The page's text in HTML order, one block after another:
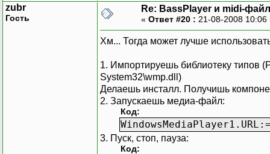
zubr
Гость
Re: BassPlayer и midi-
« Ответ #20 : 21-08-2008
Хм... Тогда может лучше
1. Импортируешь библиотеку типов
System32\wmp.dll)
Делаешь инсталл. Получишь
2. Запускаешь медиа-файл:
Код:
3. Пуск, стоп, пауза:
Код: